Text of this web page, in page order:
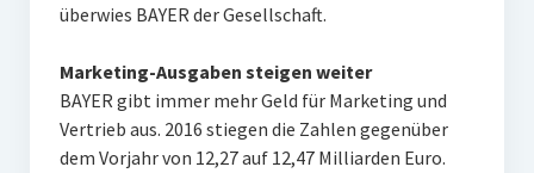
überwies BAYER der Gesellschaft.
Marketing-Ausgaben steigen weiter
BAYER gibt immer mehr Geld für Marketing und
Vertrieb aus. 2016 stiegen die Zahlen gegenüber
dem Vorjahr von 12,27 auf 12,47 Milliarden Euro.